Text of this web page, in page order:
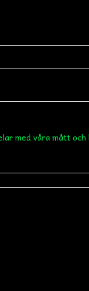
email
med våra mått